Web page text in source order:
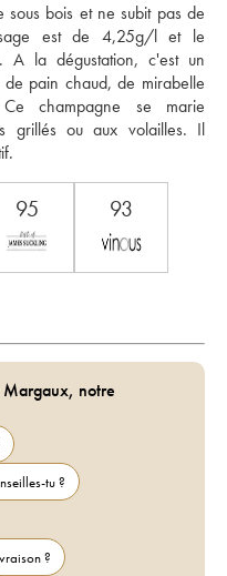
bois et ne subit pas de
est de 4,25g/l et le
A la dégustation, c'est un
pain chaud, de mirabelle
champagne se marie
grillés ou aux volailles. Il
95 93
Margaux, notre
tu ?
?